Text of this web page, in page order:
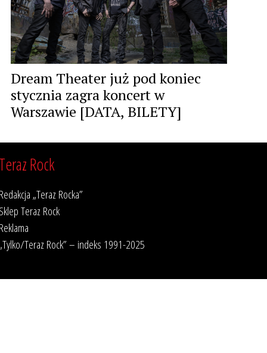
Dream Theater już pod koniec
stycznia zagra koncert w
Warszawie [DATA, BILETY]
Rock
„Teraz Rocka”
Teraz Rock
Teraz Rock” – indeks 1991-2025